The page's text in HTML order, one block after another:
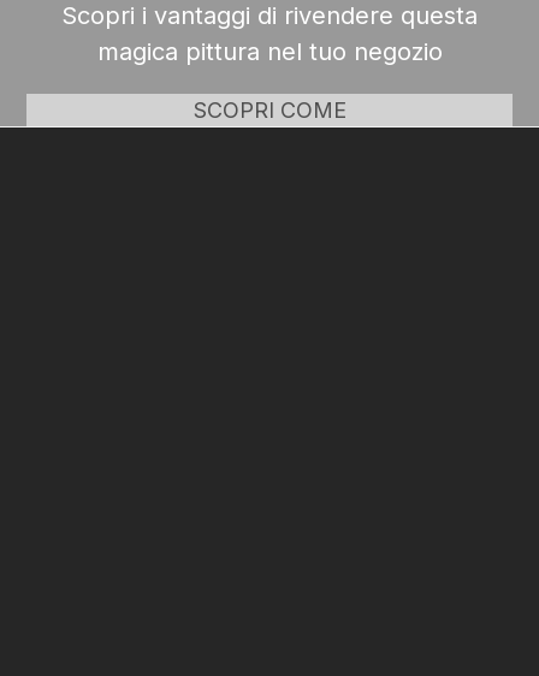
Scopri i vantaggi di rivendere questa
magica pittura nel tuo negozio
SCOPRI COME